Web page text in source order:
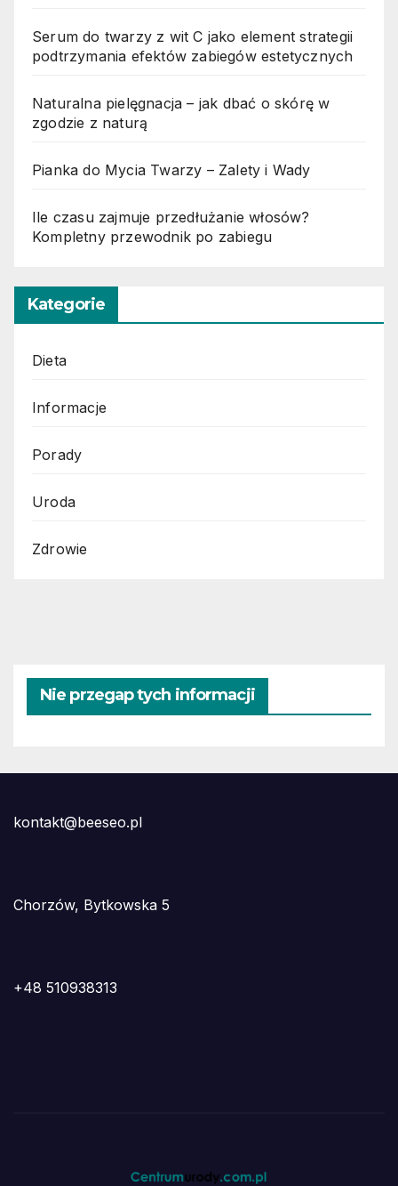
Serum do twarzy z wit C jako element strategii
podtrzymania efektów zabiegów estetycznych
Naturalna pielęgnacja – jak dbać o skórę w
zgodzie z naturą
Pianka do Mycia Twarzy – Zalety i Wady
Ile czasu zajmuje przedłużanie włosów?
Kompletny przewodnik po zabiegu
Kategorie
Dieta
Informacje
Porady
Uroda
Zdrowie
Nie przegap tych informacji
kontakt@beeseo.pl
Chorzów, Bytkowska 5
+48 510938313